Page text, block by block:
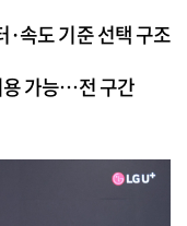
속도 기준 선택 구조
용 가능…전 구간